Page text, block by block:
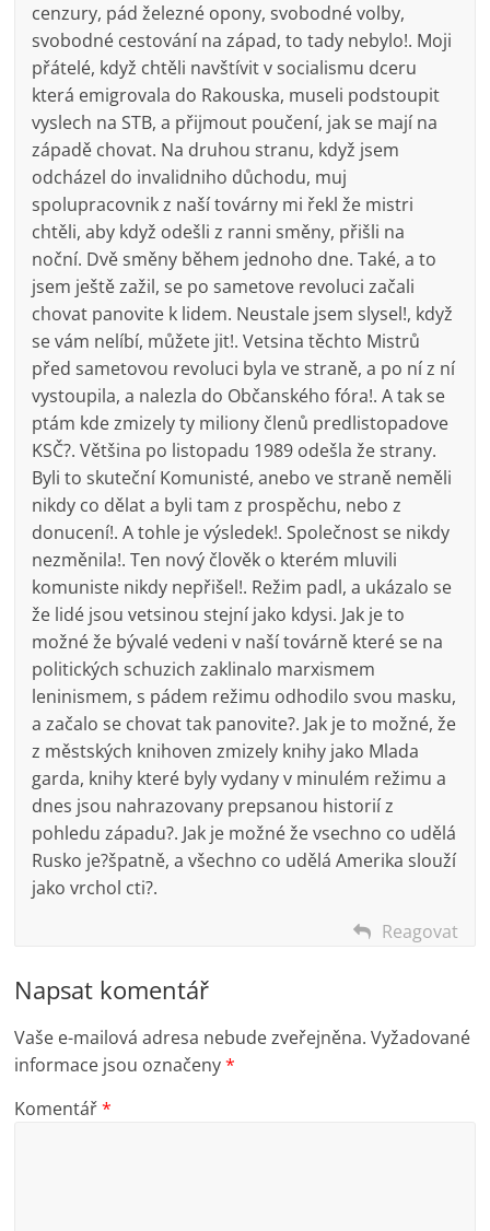
cenzury, pád železné opony, svobodné volby,
svobodné cestování na západ, to tady nebylo!. Moji
přátelé, když chtěli navštívit v socialismu dceru
která emigrovala do Rakouska, museli podstoupit
vyslech na STB, a přijmout poučení, jak se mají na
západě chovat. Na druhou stranu, když jsem
odcházel do invalidniho důchodu, muj
spolupracovnik z naší továrny mi řekl že mistri
chtěli, aby když odešli z ranni směny, přišli na
noční. Dvě směny během jednoho dne. Také, a to
jsem ještě zažil, se po sametove revoluci začali
chovat panovite k lidem. Neustale jsem slysel!, když
se vám nelíbí, můžete jit!. Vetsina těchto Mistrů
před sametovou revoluci byla ve straně, a po ní z ní
vystoupila, a nalezla do Občanského fóra!. A tak se
ptám kde zmizely ty miliony členů predlistopadove
KSČ?. Většina po listopadu 1989 odešla že strany.
Byli to skuteční Komunisté, anebo ve straně neměli
nikdy co dělat a byli tam z prospěchu, nebo z
donucení!. A tohle je výsledek!. Společnost se nikdy
nezměnila!. Ten nový člověk o kterém mluvili
komuniste nikdy nepřišel!. Režim padl, a ukázalo se
že lidé jsou vetsinou stejní jako kdysi. Jak je to
možné že bývalé vedeni v naší továrně které se na
politických schuzich zaklinalo marxismem
leninismem, s pádem režimu odhodilo svou masku,
a začalo se chovat tak panovite?. Jak je to možné, že
z městských knihoven zmizely knihy jako Mlada
garda, knihy které byly vydany v minulém režimu a
dnes jsou nahrazovany prepsanou historií z
pohledu západu?. Jak je možné že vsechno co udělá
Rusko je?špatně, a všechno co udělá Amerika slouží
jako vrchol cti?.
Reagovat
Napsat komentář
Vaše e-mailová adresa nebude zveřejněna. Vyžadované
informace jsou označeny*
Komentář*